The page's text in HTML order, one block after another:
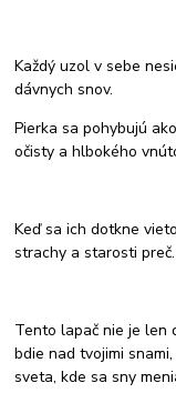
Každý uzol v sebe
dávnych snov.
Pierka sa pohybujú
očisty a hlbokého
Keď sa ich dotkne
strachy a starosti preč.
Tento lapač nie je len
bdie nad tvojimi
sveta, kde sa sny